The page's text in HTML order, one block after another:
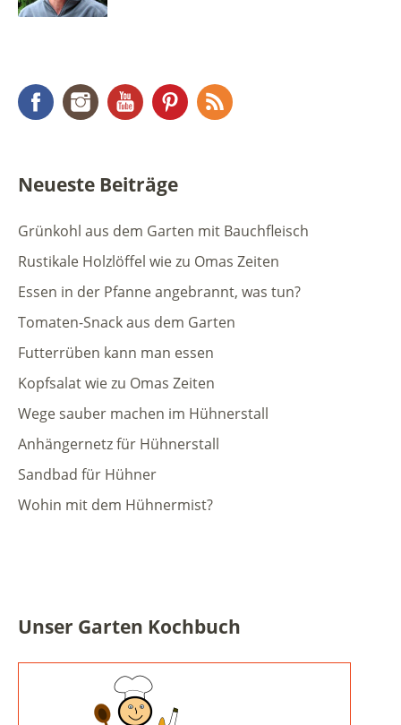
FacebookInstagramYouTubePinterest
Neueste Beiträge
Grünkohl aus dem Garten mit Bauchfleisch
Rustikale Holzlöffel wie zu Omas Zeiten
Essen in der Pfanne angebrannt, was tun?
Tomaten-Snack aus dem Garten
Futterrüben kann man essen
Kopfsalat wie zu Omas Zeiten
Wege sauber machen im Hühnerstall
Anhängernetz für Hühnerstall
Sandbad für Hühner
Wohin mit dem Hühnermist?
Unser Garten Kochbuch